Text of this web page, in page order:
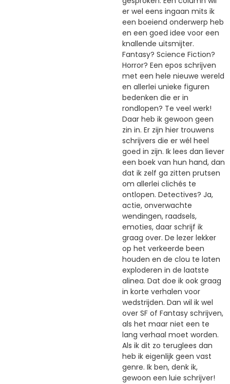
er wel eens ingaan mits ik
een boeiend onderwerp heb
en een goed idee voor een
knallende uitsmijter.
Fantasy? Science Fiction?
Horror? Een epos schrijven
met een hele nieuwe wereld
en allerlei unieke figuren
bedenken die er in
rondlopen? Te veel werk!
Daar heb ik gewoon geen
zin in. Er zijn hier trouwens
schrijvers die er wél heel
goed in zijn. Ik lees dan liever
een boek van hun hand, dan
dat ik zelf ga zitten prutsen
om allerlei clichés te
ontlopen. Detectives? Ja,
actie, onverwachte
wendingen, raadsels,
emoties, daar schrijf ik
graag over. De lezer lekker
op het verkeerde been
houden en de clou te laten
exploderen in de laatste
alinea. Dat doe ik ook graag
in korte verhalen voor
wedstrijden. Dan wil ik wel
over SF of Fantasy schrijven,
als het maar niet een te
lang verhaal moet worden.
Als ik dit zo teruglees dan
heb ik eigenlijk geen vast
genre. Ik ben, denk ik,
gewoon een luie schrijver!